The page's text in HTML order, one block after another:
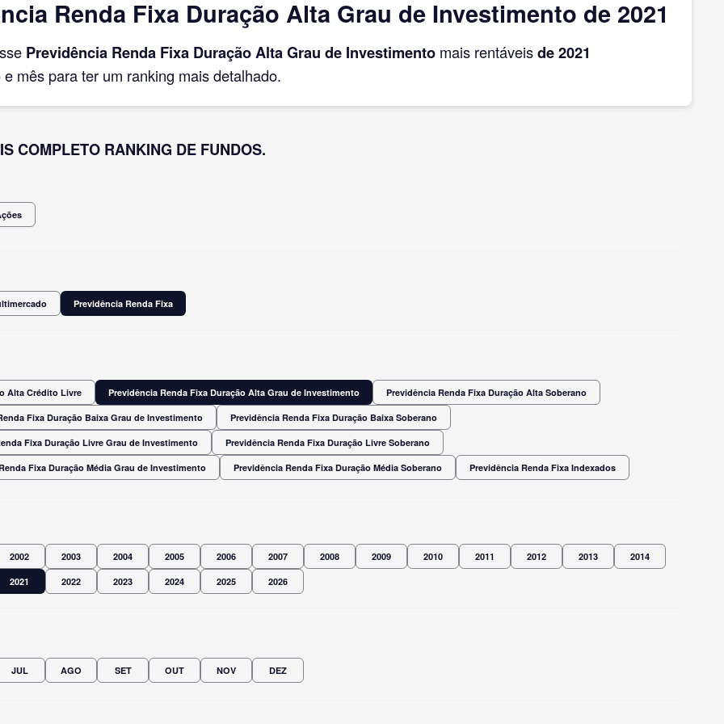
Renda Fixa Duração Alta Grau de Investimento de 2021
Previdência Renda Fixa Duração Alta Grau de Investimento mais rentáveisde 2021
mês para ter um ranking mais detalhado.
COMPLETO RANKING DE FUNDOS.
Previdência Renda Fixa
Alta Crédito Livre Previdência Renda Fixa Duração Alta Grau de Investimento Previdência Renda Fixa Duração Alta Soberano
Fixa Duração Baixa Grau de Investimento Previdência Renda Fixa Duração Baixa Soberano
Fixa Duração Livre Grau de Investimento Previdência Renda Fixa Duração Livre Soberano
Fixa Duração Média Grau de Investimento Previdência Renda Fixa Duração Média Soberano Previdência Renda Fixa Indexados
2002 2003 2004 2005 2006 2007 2008 2009 2010 2011 2012 2013 2014
2021 2022 2023 2024 2025 2026
JUL AGO SET OUT NOV DEZ